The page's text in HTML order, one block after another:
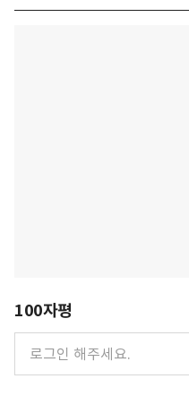
100자평